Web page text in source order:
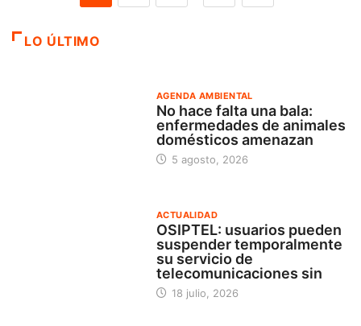
LO ÚLTIMO
AGENDA AMBIENTAL
No hace falta una bala:
enfermedades de animales
domésticos amenazan
5 agosto, 2026
ACTUALIDAD
OSIPTEL: usuarios pueden
suspender temporalmente
su servicio de
telecomunicaciones sin
18 julio, 2026